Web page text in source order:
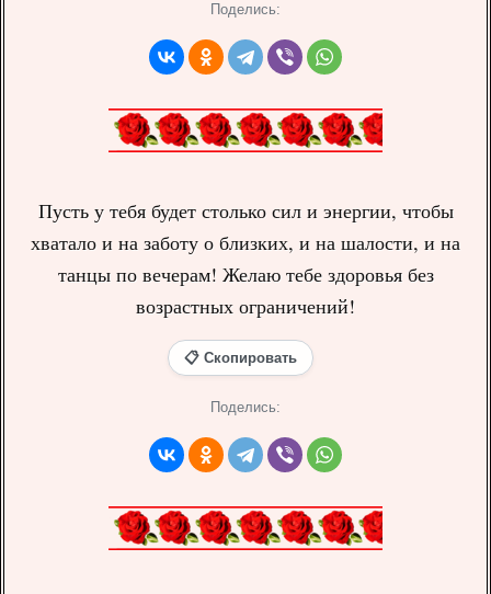
Поделись:
Пусть у тебя будет столько сил и энергии, чтобы
хватало и на заботу о близких, и на шалости, и на
танцы по вечерам! Желаю тебе здоровья без
возрастных ограничений!
📋 Скопировать
Поделись: